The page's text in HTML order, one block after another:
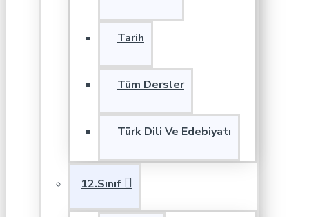
Tarih
Tüm Dersler
Türk Dili Ve Edebiyatı
12.Sınıf